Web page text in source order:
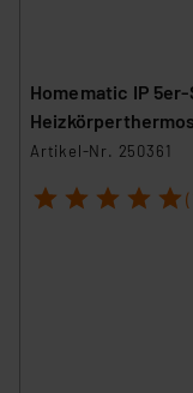
Homematic IP
Artikel-Nr. 250361
1 2 3 4 5